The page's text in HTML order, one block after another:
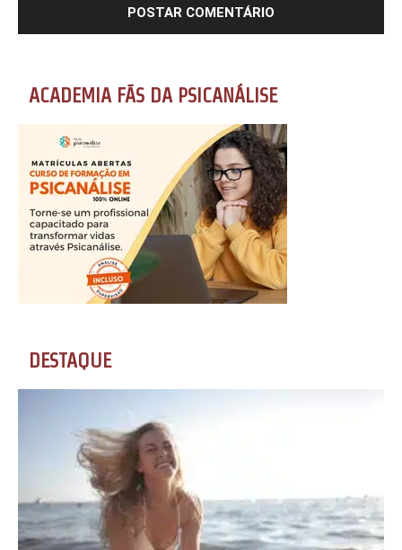
ACADEMIA FÃS DA PSICANÁLISE
DESTAQUE